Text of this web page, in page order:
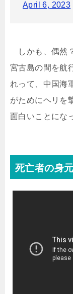
April 6, 2023
しかも、偶然
宮古島の間を航
れって、中国海
がためにヘリを
面白いことにな
死亡者の身